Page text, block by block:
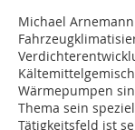
Michael
Wärmepumpen
Thema sein
Tätigkeitsfeld ist